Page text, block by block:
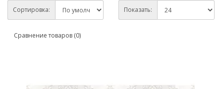
Сортировка: Показать:
Сравнение товаров (0)